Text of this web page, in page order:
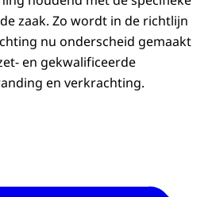
zaak. Zo wordt in de richtlijn
nu onderscheid gemaakt
en gekwalificeerde
en verkrachting.